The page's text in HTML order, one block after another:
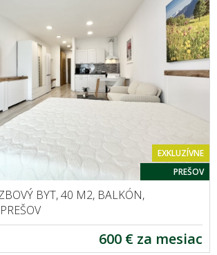
EXKLUZÍVNE
PREŠOV
BYT, 40 M2, BALKÓN,
600 € za mesiac